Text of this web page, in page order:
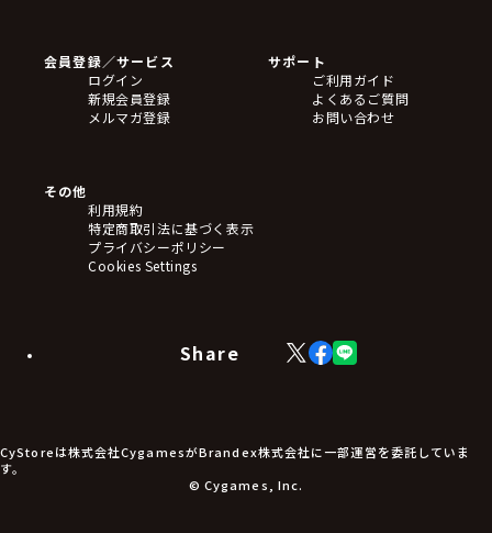
会員登録／サービス
ログイン
新規会員登録
メルマガ登録
サポート
ご利用ガイド
よくあるご質問
お問い合わせ
その他
利用規約
特定商取引法に基づく表示
プライバシーポリシー
Cookies Settings
Share
X
(Twitter)
Facebook
LINE
CyStoreは株式会社CygamesがBrandex株式会社に一部運営を委託していま
す。
© Cygames, Inc.